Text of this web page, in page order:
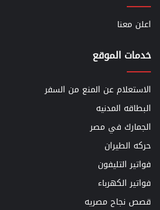
اعلن معنا
خدمات الموقع
الاستعلام عن المنع من السفر
البطاقه المدنيه
الجمارك في مصر
حركه الطيران
فواتير التليفون
فواتير الكهرباء
قصص نجاح مصريه